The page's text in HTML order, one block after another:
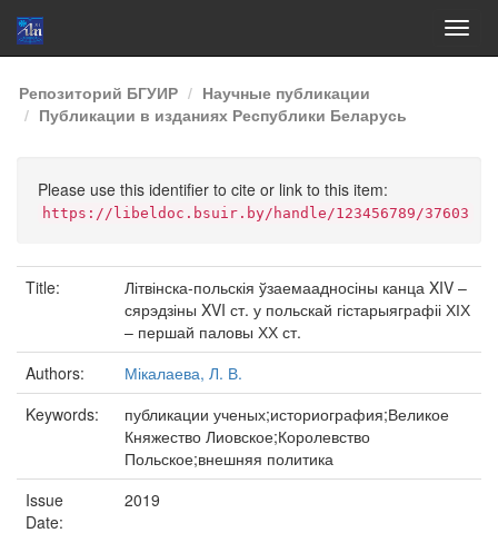
Skip
navigation
Репозиторий БГУИР
Научные публикации
Публикации в изданиях Республики Беларусь
Please use this identifier to cite or link to this item:
https://libeldoc.bsuir.by/handle/123456789/37603
Title:
Літвінска-польскія ўзаемаадносіны канца XIV –
сярэдзіны XVI ст. у польскай гістарыяграфіі ХІХ
– першай паловы ХХ ст.
Authors:
Мікалаева, Л. В.
Keywords:
публикации ученых;историография;Великое
Княжество Лиовское;Королевство
Польское;внешняя политика
Issue
Date:
2019